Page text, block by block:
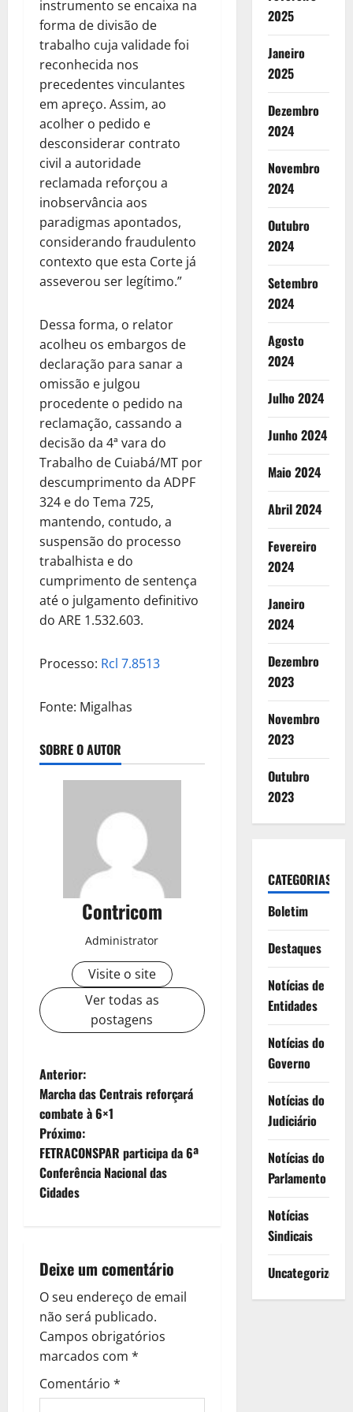
instrumento se encaixa na
forma de divisão de
trabalho cuja validade foi
reconhecida nos
precedentes vinculantes
em apreço. Assim, ao
acolher o pedido e
desconsiderar contrato
civil a autoridade
reclamada reforçou a
inobservância aos
paradigmas apontados,
considerando fraudulento
contexto que esta Corte já
asseverou ser legítimo.”
Dessa forma, o relator
acolheu os embargos de
declaração para sanar a
omissão e julgou
procedente o pedido na
reclamação, cassando a
decisão da 4ª vara do
Trabalho de Cuiabá/MT por
descumprimento da ADPF
324 e do Tema 725,
mantendo, contudo, a
suspensão do processo
trabalhista e do
cumprimento de sentença
até o julgamento definitivo
do ARE 1.532.603.
Processo: Rcl 7.8513
Fonte: Migalhas
SOBRE O AUTOR
Contricom
Administrator
Visite o site
Ver todas as
postagens
N
a
v
e
ç
ã
o
d
Anterior:
Marcha das Centrais reforçará
combate à 6×1
Próximo:
FETRACONSPAR participa da 6ª
Conferência Nacional das
Cidades
Deixe um comentário
O seu endereço de email
não será publicado.
Campos obrigatórios
marcados com *
Comentário *
2025
Janeiro
2025
Dezembro
2024
Novembro
2024
Outubro
2024
Setembro
2024
Agosto
2024
Julho 2024
Junho 2024
Maio 2024
Abril 2024
Fevereiro
2024
Janeiro
2024
Dezembro
2023
Novembro
2023
Outubro
2023
CATEGORIAS
Boletim
Destaques
Notícias de
Entidades
Notícias do
Governo
Notícias do
Judiciário
Notícias do
Parlamento
Notícias
Sindicais
Uncategorized